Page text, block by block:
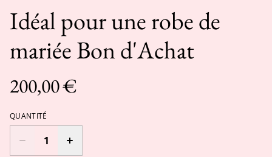
Idéal pour une robe de
mariée Bon d'Achat
200,00 €
QUANTITÉ